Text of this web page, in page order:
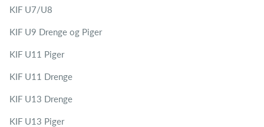
KIF U7/U8
KIF U9 Drenge og Piger
KIF U11 Piger
KIF U11 Drenge
KIF U13 Drenge
KIF U13 Piger